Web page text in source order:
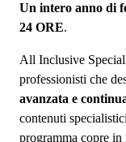
Un intero anno di
24 ORE.
All Inclusive
professionisti che
avanzata e
contenuti
programma copre